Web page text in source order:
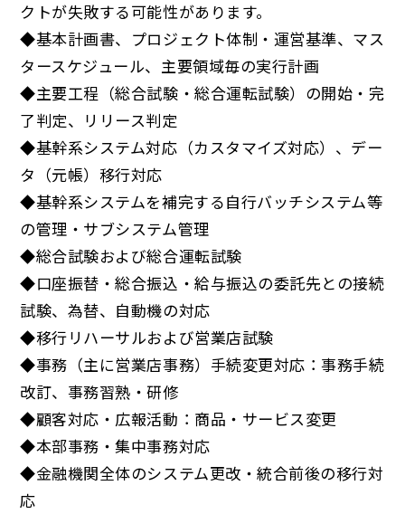
クトが失敗する可能性があります。
◆基本計画書、プロジェクト体制・運営基準、マス
タースケジュール、主要領域毎の実行計画
◆主要工程（総合試験・総合運転試験）の開始・完
了判定、リリース判定
◆基幹系システム対応（カスタマイズ対応）、デー
タ（元帳）移行対応
◆基幹系システムを補完する自行バッチシステム等
の管理・サブシステム管理
◆総合試験および総合運転試験
◆口座振替・総合振込・給与振込の委託先との接続
試験、為替、自動機の対応
◆移行リハーサルおよび営業店試験
◆事務（主に営業店事務）手続変更対応：事務手続
改訂、事務習熟・研修
◆顧客対応・広報活動：商品・サービス変更
◆本部事務・集中事務対応
◆金融機関全体のシステム更改・統合前後の移行対
応